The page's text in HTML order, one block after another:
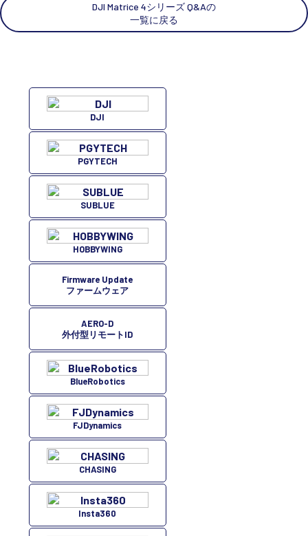
DJI Matrice 4シリーズ Q&Aの
一覧に戻る
DJI
PGYTECH
SUBLUE
HOBBYWING
Firmware Update
ファームウェア
AERO-D
外付型リモートID
BlueRobotics
FJDynamics
CHASING
Insta360